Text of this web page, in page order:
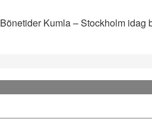
Bönetider Kumla – Stockholm idag